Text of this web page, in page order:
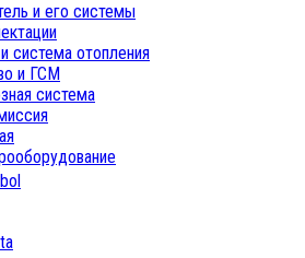
и его системы
система отопления
и ГСМ
система